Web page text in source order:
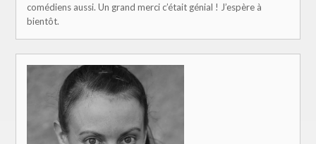
comédiens aussi. Un grand merci c’était génial ! J’espère à
bientôt.